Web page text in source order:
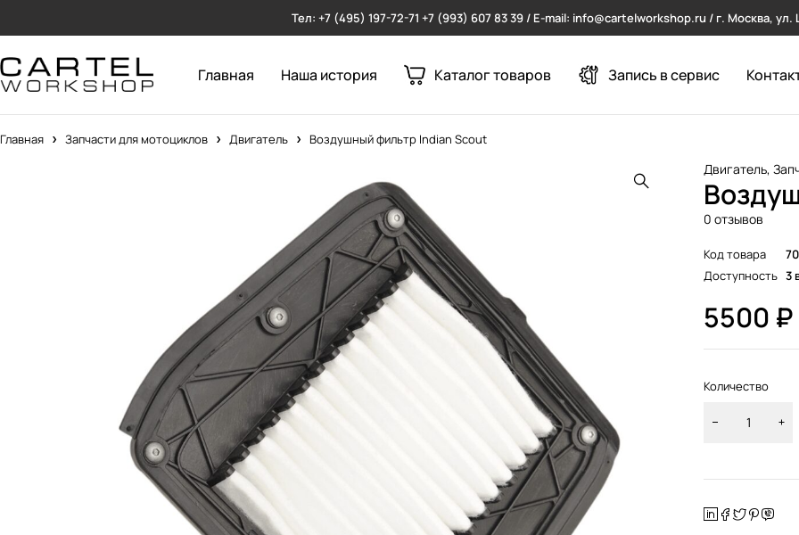
Тел: +7 (495) 197-72-71 +7 (993) 607 83 39 / E-mail: info@cartelworkshop.ru / г. Москва,
Главная Наша история Каталог товаров Запись в сервис
Главная Запчасти для мотоциклов Двигатель Воздушный фильтр Indian Scout
Двигатель,
0 отзывов
Код товара
Доступность 3
5500 ₽
Количество